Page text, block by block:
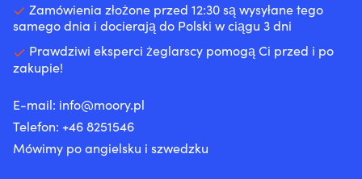
Zamówienia złożone przed 12:30 są wysyłane tego
samego dnia i docierają do Polski w ciągu 3 dni
Prawdziwi eksperci żeglarscy pomogą Ci przed i po
zakupie!
E-mail: info@moory.pl
Telefon: +46 8251546
Mówimy po angielsku i szwedzku